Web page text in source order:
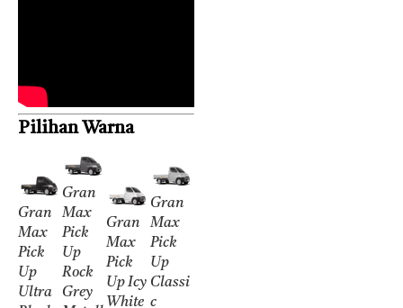
Pilihan Warna
Gran
Max
Pick
Up
Ultra
Gran
Max
Pick
Up
Rock
Grey
Gran
Max
Pick
Up Icy
White
Gran
Max
Pick
Up
Classi
c